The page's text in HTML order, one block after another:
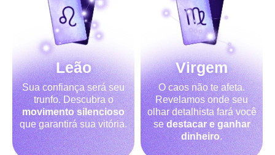
Leão
Sua confiança será seu
trunfo. Descubra o
movimento silencioso
que garantirá sua vitória.
Virgem
O caos não te afeta.
Revelamos onde seu
olhar detalhista fará você
sedestacar e ganhar
dinheiro.